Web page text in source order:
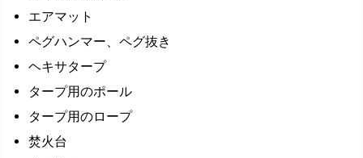
エアマット
ペグハンマー、ペグ抜き
ヘキサタープ
タープ用のポール
タープ用のロープ
焚火台